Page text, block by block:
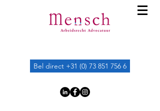
Bel direct +31 (0) 73 851 756 6